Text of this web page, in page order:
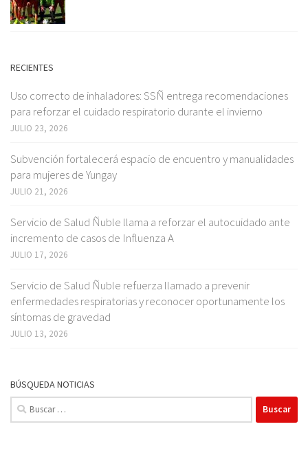
RECIENTES
Uso correcto de inhaladores: SSÑ entrega recomendaciones
para reforzar el cuidado respiratorio durante el invierno
JULIO 23, 2026
Subvención fortalecerá espacio de encuentro y manualidades
para mujeres de Yungay
JULIO 21, 2026
Servicio de Salud Ñuble llama a reforzar el autocuidado ante
incremento de casos de Influenza A
JULIO 17, 2026
Servicio de Salud Ñuble refuerza llamado a prevenir
enfermedades respiratorias y reconocer oportunamente los
síntomas de gravedad
JULIO 13, 2026
BÚSQUEDA NOTICIAS
Buscar: